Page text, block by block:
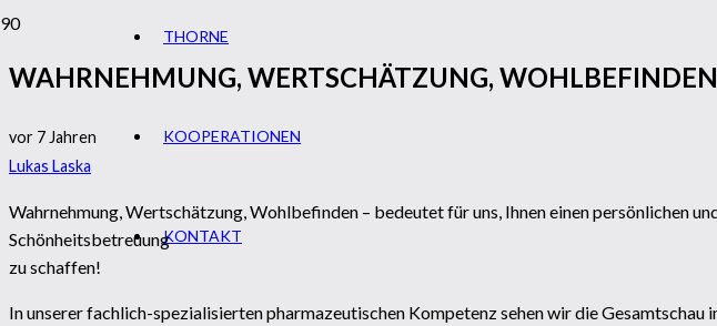
THORNE
KOOPERATIONEN
KONTAKT
WAHRNEHMUNG, WERTSCHÄTZUNG, WOHLBEFINDEN
vor 7 Jahren
Lukas Laska
Wahrnehmung, Wertschätzung, Wohlbefinden – bedeutet für uns, Ihnen einen persönlichen
Schönheitsbetreuung
zu schaffen!
In unserer fachlich-spezialisierten pharmazeutischen Kompetenz sehen wir die